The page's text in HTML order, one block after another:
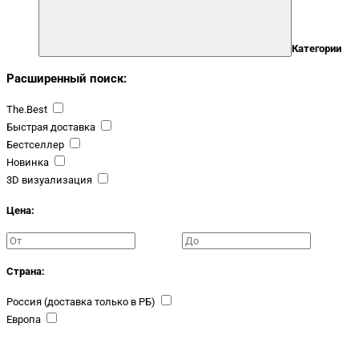
Категории
Расширенный поиск:
The.Best
Быстрая доставка
Бестселлер
Новинка
3D визуализация
Цена:
Страна:
Россия (доставка только в РБ)
Европа